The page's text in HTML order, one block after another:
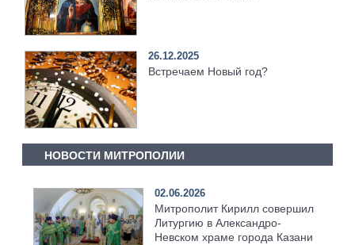
26.12.2025
Встречаем Новый год?
НОВОСТИ МИТРОПОЛИИ
02.06.2026
Митрополит Кирилл совершил
Литургию в Александро-
Невском храме города Казани